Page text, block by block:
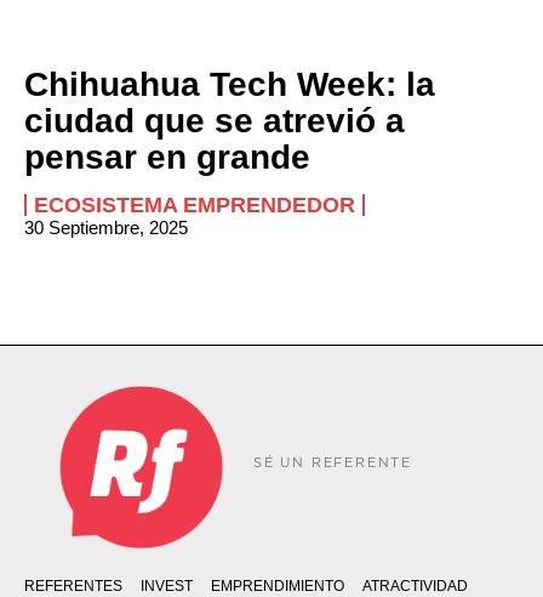
Chihuahua Tech Week: la
ciudad que se atrevió a
pensar en grande
ECOSISTEMA EMPRENDEDOR
30 Septiembre, 2025
SÉ UN REFERENTE
REFERENTES INVEST EMPRENDIMIENTO
ATRACTIVIDAD